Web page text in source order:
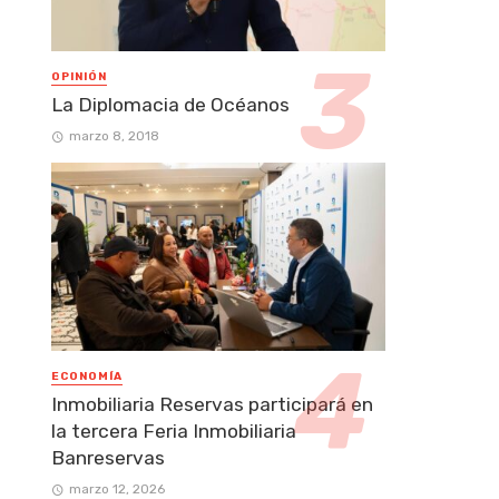
OPINIÓN
La Diplomacia de Océanos
marzo 8, 2018
ECONOMÍA
Inmobiliaria Reservas participará en
la tercera Feria Inmobiliaria
Banreservas
marzo 12, 2026